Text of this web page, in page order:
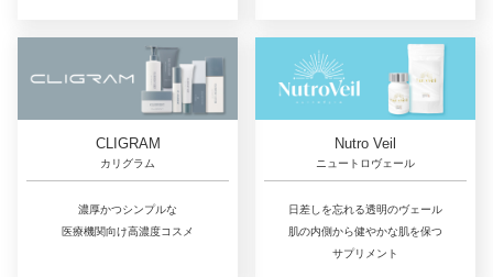
CLIGRAM
カリグラム
濃厚かつシンプルな
医療機関向け高濃度コスメ
Nutro Veil
ニュートロヴェール
日差しを忘れる透明のヴェール
肌の内側から健やかな肌を保つ
サプリメント